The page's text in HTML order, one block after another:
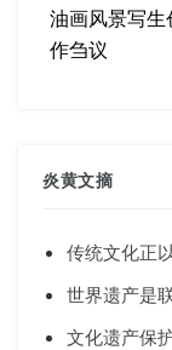
油画风景写生
作刍议
炎黄文摘
传统文化正
世界遗产是
文化遗产保